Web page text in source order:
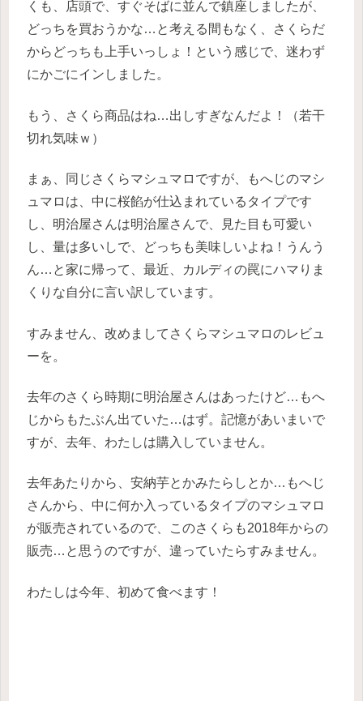
くも、店頭で、すぐそばに並んで鎮座しましたが、
どっちを買おうかな…と考える間もなく、さくらだ
からどっちも上手いっしょ！という感じで、迷わず
にかごにインしました。
もう、さくら商品はね…出しすぎなんだよ！（若干
切れ気味ｗ）
まぁ、同じさくらマシュマロですが、もへじのマシ
ュマロは、中に桜餡が仕込まれているタイプです
し、明治屋さんは明治屋さんで、見た目も可愛い
し、量は多いしで、どっちも美味しいよね！うんう
ん…と家に帰って、最近、カルディの罠にハマりま
くりな自分に言い訳しています。
すみません、改めましてさくらマシュマロのレビュ
ーを。
去年のさくら時期に明治屋さんはあったけど…もへ
じからもたぶん出ていた…はず。記憶があいまいで
すが、去年、わたしは購入していません。
去年あたりから、安納芋とかみたらしとか…もへじ
さんから、中に何か入っているタイプのマシュマロ
が販売されているので、このさくらも2018年からの
販売…と思うのですが、違っていたらすみません。
わたしは今年、初めて食べます！